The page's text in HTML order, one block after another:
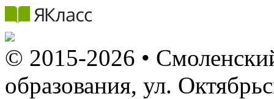
© 2015-2026 •
образования, ул.